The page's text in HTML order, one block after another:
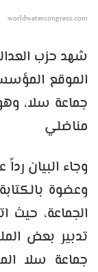
worldwatercongress.com
شهد حزب
الموقع
جماعة سلا،
وجاء البيان
وعضوة
الجماعة، حيث
تدبير بعض
جماعة سلا